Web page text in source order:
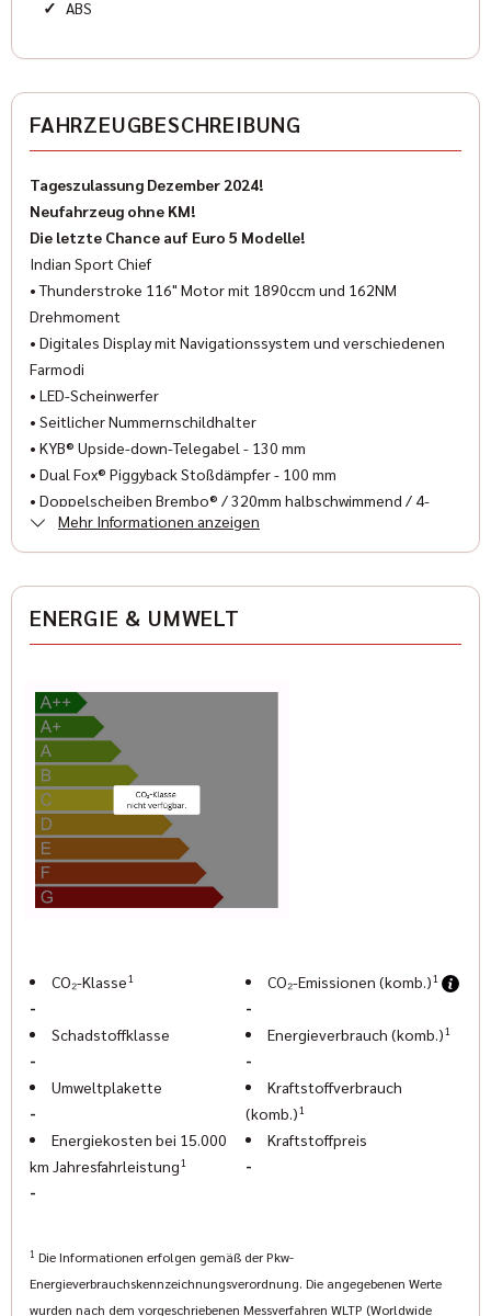
1 km
2024-12
Zustand
Gebraucht
Farbe
Rot
Farbe (Hersteller)
Sunset Red Smoke
AUSSTATTUNG
✓ ABS
FAHRZEUGBESCHREIBUNG
Tageszulassung Dezember 2024!
Neufahrzeug ohne KM!
Die letzte Chance auf Euro 5 Modelle!
Indian Sport Chief
• Thunderstroke 116" Motor mit 1890ccm und 162NM
Drehmoment
• Digitales Display mit Navigationssystem und verschiedenen
Farmodi
• LED-Scheinwerfer
• Seitlicher Nummernschildhalter
• KYB® Upside-down-Telegabel - 130 mm
• Dual Fox® Piggyback Stoßdämpfer - 100 mm
• Doppelscheiben Brembo® / 320mm halbschwimmend / 4-
Kolben-Bremssättel
zzgl. Aufbau- und Überführungskosten 490.-€
Wir freuen uns auf Ihre Kontaktaufnahme.
Elisabeth Ostermann: (089) 427 164 -18
elisabeth@geigercars.de
• Indian Motorcycle München
Zamdorferstr. 6-8
81677 München
•www.indianmuenchen.com
www.geigercars.de
Mehr Informationen anzeigen
ENERGIE & UMWELT
CO₂-Klasse1
-
CO₂-Emissionen (komb.)1
-
Schadstoffklasse
-
Energieverbrauch (komb.)1
-
Umweltplakette
-
Kraftstoffverbrauch
(komb.)1
Energiekosten bei 15.000
km Jahresfahrleistung1
-
Kraftstoffpreis
-
1 Die Informationen erfolgen gemäß der Pkw-
Energieverbrauchskennzeichnungsverordnung. Die angegebenen Werte
wurden nach dem vorgeschriebenen Messverfahren WLTP (Worldwide